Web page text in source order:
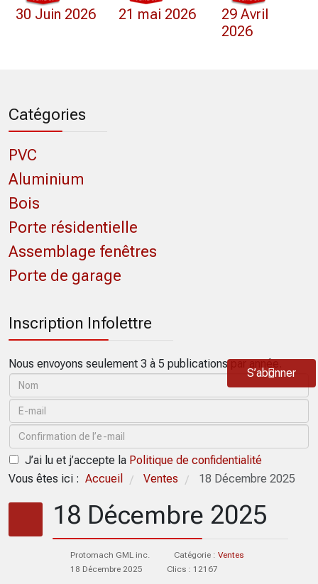
30 Juin 2026 21 mai 2026
29 Avril
2026
Catégories
PVC
Aluminium
Bois
Porte résidentielle
Assemblage fenêtres
Porte de garage
Inscription Infolettre
Nous envoyons seulement 3 à 5 publications par année.
J’ai lu et j’accepte la Politique de confidentialité
S’abonner
Vous êtes ici : Accueil / Ventes / 18 Décembre 2025
18 Décembre 2025
Protomach GML inc. Catégorie : Ventes
18 Décembre 2025
Clics : 12167